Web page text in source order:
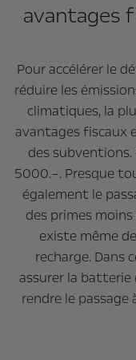
avantages
Pour accélérer le
réduire les
climatiques, la
avantages fiscaux
des
5000.–. Presque
également le
des primes moins
existe même
recharge. Dans
assurer la batterie
rendre le